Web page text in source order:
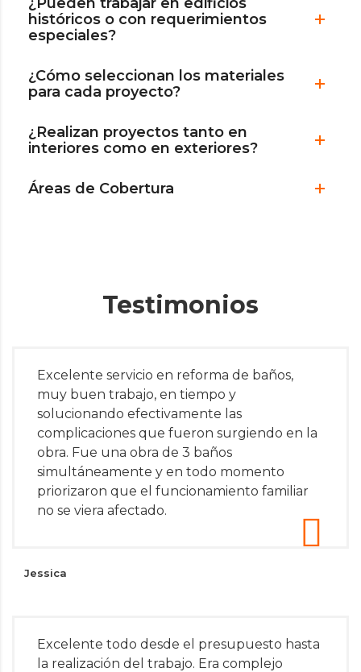
históricos o con requerimientos
especiales?
¿Cómo seleccionan los materiales
para cada proyecto?
¿Realizan proyectos tanto en
interiores como en exteriores?
Áreas de Cobertura
Testimonios
Excelente servicio en reforma de baños,
muy buen trabajo, en tiempo y
solucionando efectivamente las
complicaciones que fueron surgiendo en la
obra. Fue una obra de 3 baños
simultáneamente y en todo momento
priorizaron que el funcionamiento familiar
no se viera afectado.
Jessica
Excelente todo desde el presupuesto hasta
la realización del trabajo. Era complejo